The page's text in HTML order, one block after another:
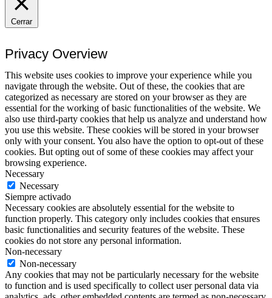
Cerrar
Privacy Overview
This website uses cookies to improve your experience while you
navigate through the website. Out of these, the cookies that are
categorized as necessary are stored on your browser as they are
essential for the working of basic functionalities of the website. We
also use third-party cookies that help us analyze and understand how
you use this website. These cookies will be stored in your browser
only with your consent. You also have the option to opt-out of these
cookies. But opting out of some of these cookies may affect your
browsing experience.
Necessary
Necessary
Siempre activado
Necessary cookies are absolutely essential for the website to
function properly. This category only includes cookies that ensures
basic functionalities and security features of the website. These
cookies do not store any personal information.
Non-necessary
Non-necessary
Any cookies that may not be particularly necessary for the website
to function and is used specifically to collect user personal data via